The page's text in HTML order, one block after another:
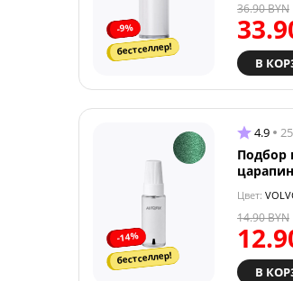
-9%
бестселлер!
36.90BYN
В
-14%
бестселлер!
4.9
Подбор
Цвет:
14.90BYN
В